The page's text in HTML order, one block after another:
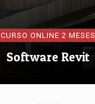
CURSO ONLINE 2 MESES
Software Revit